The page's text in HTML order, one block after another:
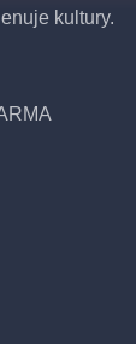
kultury.